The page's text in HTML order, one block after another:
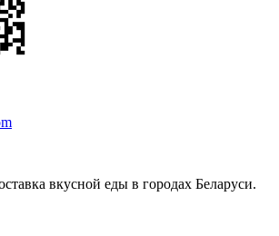
вкусной еды в городах Беларуси.